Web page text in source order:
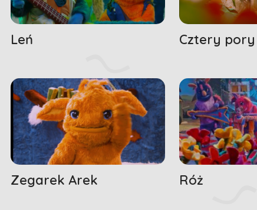
Leń Cztery
Zegarek Arek Róż